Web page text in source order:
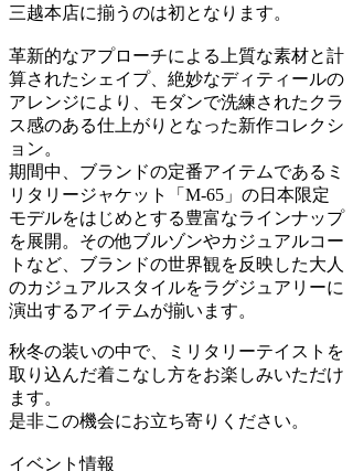
三越本店に揃うのは初となります。
革新的なアプローチによる上質な素材と計
算されたシェイプ、絶妙なディティールの
アレンジにより、モダンで洗練されたクラ
ス感のある仕上がりとなった新作コレクシ
ョン。
期間中、ブランドの定番アイテムであるミ
リタリージャケット「M-65」の日本限定
モデルをはじめとする豊富なラインナップ
を展開。その他ブルゾンやカジュアルコー
トなど、ブランドの世界観を反映した大人
のカジュアルスタイルをラグジュアリーに
演出するアイテムが揃います。
秋冬の装いの中で、ミリタリーテイストを
取り込んだ着こなし方をお楽しみいただけ
ます。
是非この機会にお立ち寄りください。
イベント情報